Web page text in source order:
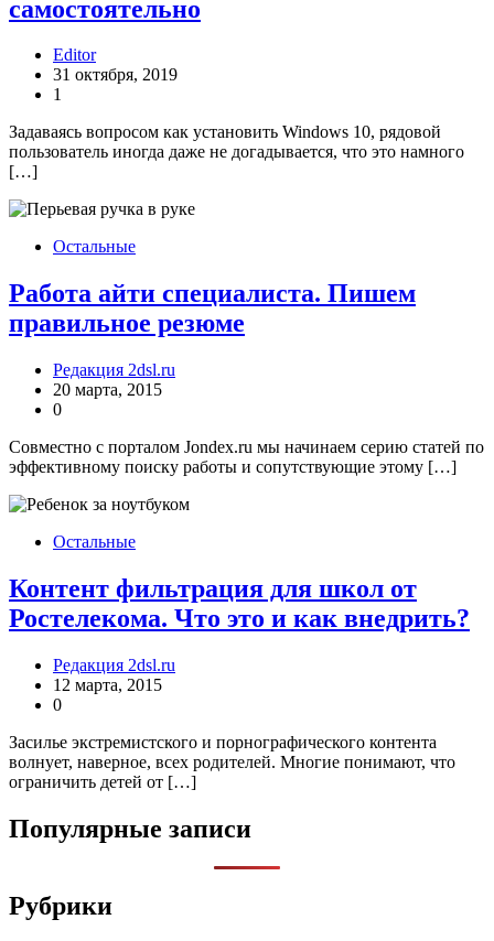
самостоятельно
Editor
31 октября, 2019
1
Задаваясь вопросом как установить Windows 10, рядовой
пользователь иногда даже не догадывается, что это намного
[…]
Остальные
Работа айти специалиста. Пишем
правильное резюме
Редакция 2dsl.ru
20 марта, 2015
0
Совместно с порталом Jondex.ru мы начинаем серию статей по
эффективному поиску работы и сопутствующие этому […]
Остальные
Контент фильтрация для школ от
Ростелекома. Что это и как внедрить?
Редакция 2dsl.ru
12 марта, 2015
0
Засилье экстремистского и порнографического контента
волнует, наверное, всех родителей. Многие понимают, что
ограничить детей от […]
Популярные записи
Рубрики